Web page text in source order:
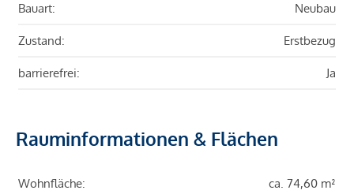
Bauart: Neubau
Zustand: Erstbezug
barrierefrei: Ja
Rauminformationen & Flächen
Wohnfläche: ca. 74,60 m²